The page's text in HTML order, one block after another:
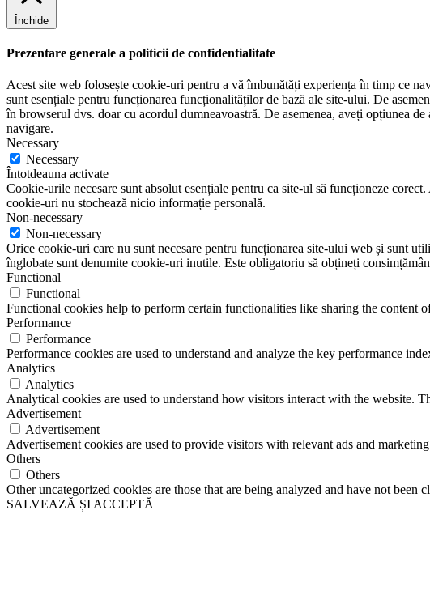
Închide
Prezentare generale a politicii de confidentialitate
Acest site web folosește cookie-uri pentru a vă îmbunătăți experiența în timp ce
sunt esențiale pentru funcționarea funcționalităților de bază ale site-ului. De
în browserul dvs. doar cu acordul dumneavoastră. De asemenea, aveți opțiunea
navigare.
Necessary
Necessary
Întotdeauna activate
Cookie-urile necesare sunt absolut esențiale pentru ca site-ul să funcționeze
cookie-uri nu stochează nicio informație personală.
Non-necessary
Non-necessary
Orice cookie-uri care nu sunt necesare pentru funcționarea site-ului web și sunt
înglobate sunt denumite cookie-uri inutile. Este obligatoriu să obțineți
Functional
Functional
Functional cookies help to perform certain functionalities like sharing the content
Performance
Performance
Performance cookies are used to understand and analyze the key performance
Analytics
Analytics
Analytical cookies are used to understand how visitors interact with the website.
Advertisement
Advertisement
Advertisement cookies are used to provide visitors with relevant ads and
Others
Others
Other uncategorized cookies are those that are being analyzed and have not been
SALVEAZĂ ȘI ACCEPTĂ